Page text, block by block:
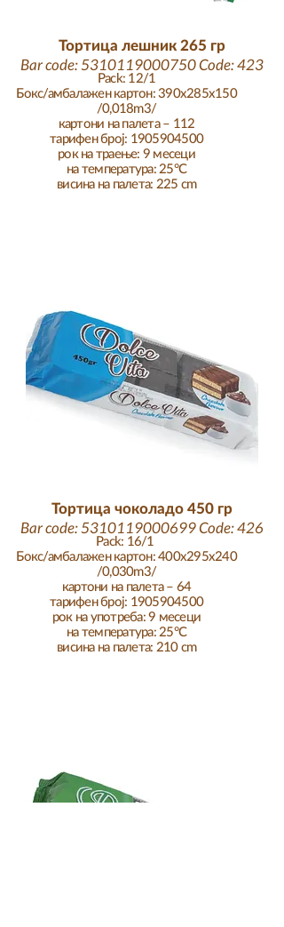
Pack: 12/1
Бокс/амбалажен картон: 390x285x150
/0,018m3/
картони на палета – 112
тарифен број: 1905904500
рок на траење: 9 месеци
на температура: 25°C
висина на палета: 225 cm
Тортица лешник 265 гр
Bar code:5310119000750Code: 423
Pack: 16/1
Бокс/амбалажен картон: 400x295x240
/0,030m3/
картони на палета – 64
тарифен број: 1905904500
рок на употреба: 9 месеци
на температура: 25°C
висина на палета: 210 cm
Тортица чоколадо 450 гр
Bar code:5310119000699Code: 426